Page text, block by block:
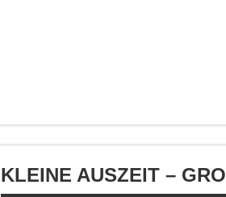
KLEINE AUSZEIT –